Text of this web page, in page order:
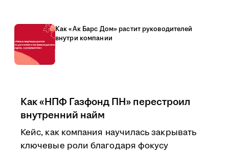
Как «Ак Барс Дом» растит руководителей
внутри компании
Как «НПФ Газфонд ПН» перестроил
внутренний найм
Кейс, как компания научилась закрывать
ключевые роли благодаря фокусу